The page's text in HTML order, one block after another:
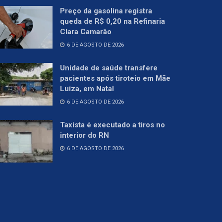
Preço da gasolina registra
queda de R$ 0,20 na Refinaria
Clara Camarão
6 DE AGOSTO DE 2026
Unidade de saúde transfere
pacientes após tiroteio em Mãe
Luíza, em Natal
6 DE AGOSTO DE 2026
Taxista é executado a tiros no
interior do RN
6 DE AGOSTO DE 2026